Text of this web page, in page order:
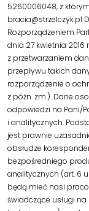
5260006048, z
bracia@strzelczyk.pl
Rozporządzeniem
dnia 27 kwietnia
z przetwarzaniem
przepływu takich
rozporządzenie o
z późn. zm.). Dane
odpowiedzi na Pani/
i analitycznych.
jest prawnie
obsłudze
bezpośredniego
analitycznych (art. 6
będą mieć nasi
świadczące usługi na